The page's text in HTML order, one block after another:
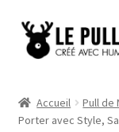
Aller
Aller
au
Pull Noël Femme
Accueil Pull de
Porter avec Style,